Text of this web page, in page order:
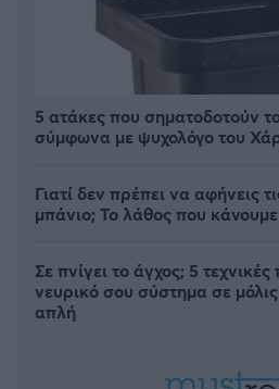
5 ατάκες που σηματοδοτούν
σύμφωνα με ψυχολόγο του
Γιατί δεν πρέπει να αφήνεις
μπάνιο; Το λάθος που κάνουμε
Σε πνίγει το άγχος; 5
νευρικό σου σύστημα σε
απλή